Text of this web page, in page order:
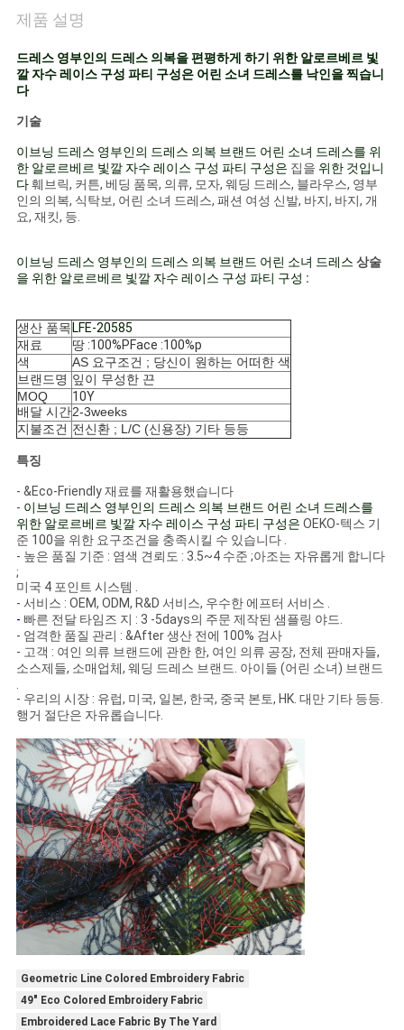
견
적
요
청
사
이
트
맵
개
인
정
보
보
호
정
책
제품 설명
드레스 영부인의 드레스 의복을 편평하게 하기 위한 알로르베르 빛
깔 자수 레이스 구성 파티 구성은 어린 소녀 드레스를 낙인을 찍습니
다
기술
이브닝 드레스 영부인의 드레스 의복 브랜드 어린 소녀 드레스를 위
한 알로르베르 빛깔 자수 레이스 구성 파티 구성은 집을 위한 것입니
다훼브릭, 커튼, 베딩 품목, 의류, 모자, 웨딩 드레스, 블라우스, 영부
인의 의복, 식탁보, 어린 소녀 드레스, 패션 여성 신발, 바지, 바지, 개
요, 재킷, 등.
이브닝 드레스 영부인의 드레스 의복 브랜드 어린 소녀 드레스 상술
을 위한 알로르베르 빛깔 자수 레이스 구성 파티 구성 :
생산 품목 LFE-20585
재료
땅 :100%PFace :100%p
색
AS 요구조건 ; 당신이 원하는 어떠한 색
브랜드명 잎이 무성한 끈
MOQ
10Y
배달 시간2-3weeks
지불조건 전신환 ; L/C (신용장) 기타 등등
특징
- &Eco-Friendly 재료를 재활용했습니다
- 이브닝 드레스 영부인의 드레스 의복 브랜드 어린 소녀 드레스를
위한 알로르베르 빛깔 자수 레이스 구성 파티 구성은 OEKO-텍스 기
준 100을 위한 요구조건을 충족시킬 수 있습니다 .
- 높은 품질 기준 : 염색 견뢰도 : 3.5~4 수준 ;아조는 자유롭게 합니다
;
미국 4 포인트 시스템 .
- 서비스 : OEM, ODM, R&D 서비스, 우수한 에프터 서비스 .
- 빠른 전달 타임즈 지 : 3 -5days의 주문 제작된 샘플링 야드.
- 엄격한 품질 관리 : &After 생산 전에 100% 검사
- 고객 : 여인 의류 브랜드에 관한 한, 여인 의류 공장, 전체 판매자들,
소스제들, 소매업체, 웨딩 드레스 브랜드. 아이들 (어린 소녀) 브랜드
.
- 우리의 시장 : 유럽, 미국, 일본, 한국, 중국 본토, HK. 대만 기타 등등.
행거 절단은 자유롭습니다.
Geometric Line Colored Embroidery Fabric
49" Eco Colored Embroidery Fabric
Embroidered Lace Fabric By The Yard